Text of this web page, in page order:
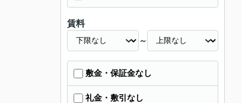
賃料
～
敷金・保証金なし
礼金・敷引なし